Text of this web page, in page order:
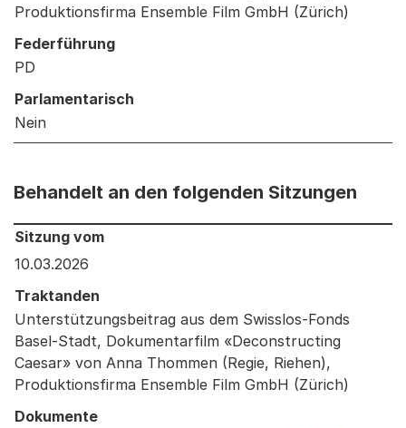
Produktionsfirma Ensemble Film GmbH (Zürich)
Federführung
PD
Parlamentarisch
Nein
Behandelt an den folgenden Sitzungen
Behandelt an den folgenden Sitzungen: Informationen
Sitzung vom
10.03.2026
Traktanden
Unterstützungsbeitrag aus dem Swisslos-Fonds
Basel-Stadt, Dokumentarfilm «Deconstructing
Caesar» von Anna Thommen (Regie, Riehen),
Produktionsfirma Ensemble Film GmbH (Zürich)
Dokumente